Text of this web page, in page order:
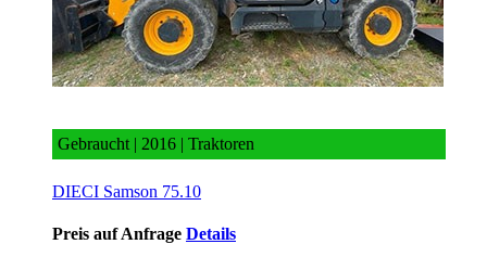
Gebraucht | 2016 | Traktoren
DIECI Samson 75.10
Preis auf Anfrage Details